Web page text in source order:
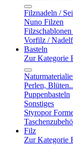
Filznadeln /
Nuno Filzen
Vorfilz /
Basteln
Zur Kategorie
Perlen,
Puppenbasteln
Sonstiges
Styropor
Filz
Zur Kategorie